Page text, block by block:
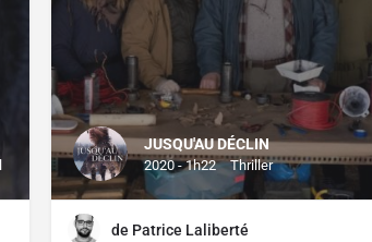
JUSQU'AU DÉCLIN
2020 - 1h22 Thriller
de Patrice Laliberté